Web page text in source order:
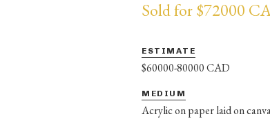
Sold for $72000
ESTIMATE
$60000-80000 CAD
MEDIUM
Acrylic on paper laid on